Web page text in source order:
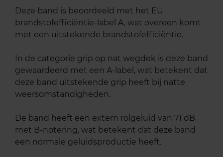
Deze band is beoordeeld met het EU
brandstofefficiëntie-label A, wat overeen komt
met een uitstekende brandstofefficiëntie.
In de categorie grip op nat wegdek is deze band
gewaardeerd met een A-label, wat betekent dat
deze band uitstekende grip heeft bij natte
weersomstandigheden.
De band heeft een extern rolgeluid van 71 dB
met B-notering, wat betekent dat deze band
een normale geluidsproductie heeft.